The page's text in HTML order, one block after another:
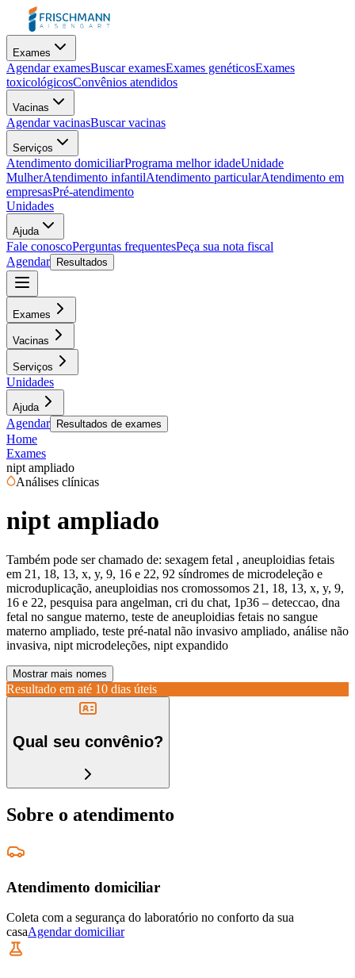
Exames
Agendar examesBuscar examesExames genéticosExames
toxicológicosConvênios atendidos
Vacinas
Agendar vacinasBuscar vacinas
Serviços
Atendimento domiciliarPrograma melhor idadeUnidade
MulherAtendimento infantilAtendimento particularAtendimento em
empresasPré-atendimento
Unidades
Ajuda
Fale conoscoPerguntas frequentesPeça sua nota fiscal
Agendar
Resultados
Exames
Vacinas
Serviços
Unidades
Ajuda
Agendar Resultados de exames
Home
Exames
nipt ampliado
Análises clínicas
nipt ampliado
Também pode ser chamado de: sexagem fetal , aneuploidias fetais
em 21, 18, 13, x, y, 9, 16 e 22, 92 síndromes de microdeleção e
microduplicação, aneuploidias nos cromossomos 21, 18, 13, x, y, 9,
16 e 22, pesquisa para angelman, cri du chat, 1p36 – deteccao, dna
fetal no sangue materno, teste de aneuploidias fetais no sangue
materno ampliado, teste pré-natal não invasivo ampliado, análise não
invasiva, nipt microdeleções, nipt expandido
Mostrar mais nomes
Resultado em até 10 dias úteis
Qual seu convênio?
Sobre o atendimento
Atendimento domiciliar
Coleta com a segurança do laboratório no conforto da sua
casaAgendar domiciliar